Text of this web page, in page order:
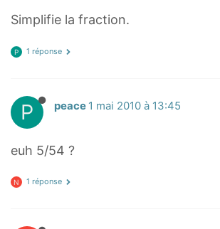
/
6
^
Simplifie la fraction.
P 1 réponse
P peace 1 mai 2010 à 13:45
euh 5/54 ?
N 1 réponse